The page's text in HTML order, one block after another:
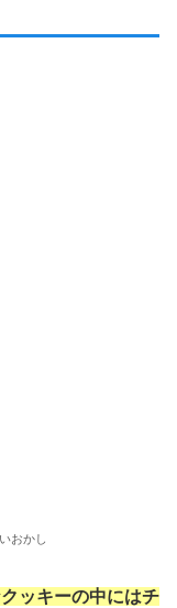
おかし
ッキーの中にはチ